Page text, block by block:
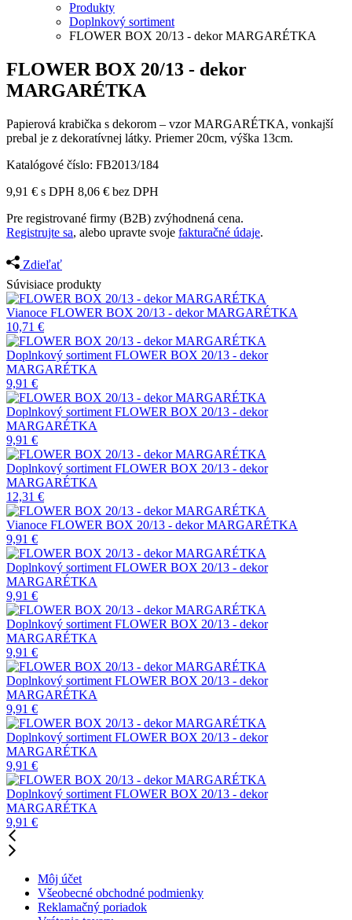
Produkty
Doplnkový sortiment
FLOWER BOX 20/13 - dekor MARGARÉTKA
FLOWER BOX 20/13 - dekor
MARGARÉTKA
Papierová krabička s dekorom – vzor MARGARÉTKA, vonkajší
prebal je z dekoratívnej látky. Priemer 20cm, výška 13cm.
Katalógové číslo: FB2013/184
9,91 € s DPH 8,06 € bez DPH
Pre registrované firmy (B2B) zvýhodnená cena.
Registrujte sa, alebo upravte svoje fakturačné údaje.
Zdieľať
Súvisiace produkty
Vianoce FLOWER BOX 20/13 - dekor MARGARÉTKA
10,71 €
Doplnkový sortiment FLOWER BOX 20/13 - dekor
MARGARÉTKA
9,91 €
Doplnkový sortiment FLOWER BOX 20/13 - dekor
MARGARÉTKA
9,91 €
Doplnkový sortiment FLOWER BOX 20/13 - dekor
MARGARÉTKA
12,31 €
Vianoce FLOWER BOX 20/13 - dekor MARGARÉTKA
9,91 €
Doplnkový sortiment FLOWER BOX 20/13 - dekor
MARGARÉTKA
9,91 €
Doplnkový sortiment FLOWER BOX 20/13 - dekor
MARGARÉTKA
9,91 €
Doplnkový sortiment FLOWER BOX 20/13 - dekor
MARGARÉTKA
9,91 €
Doplnkový sortiment FLOWER BOX 20/13 - dekor
MARGARÉTKA
9,91 €
Doplnkový sortiment FLOWER BOX 20/13 - dekor
MARGARÉTKA
9,91 €
Môj účet
Všeobecné obchodné podmienky
Reklamačný poriadok